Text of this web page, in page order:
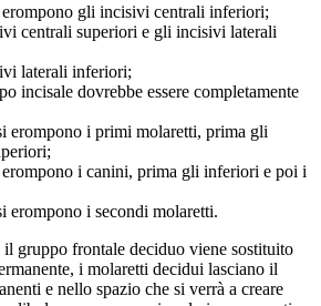
erompono gli incisivi centrali inferiori;
centrali superiori e gli incisivi laterali
laterali inferiori;
incisale dovrebbe essere completamente
erompono i primi molaretti, prima gli
i canini, prima gli inferiori e poi i
erompono i secondi molaretti.
gruppo frontale deciduo viene sostituito
i molaretti decidui lasciano il
e nello spazio che si verrà a creare